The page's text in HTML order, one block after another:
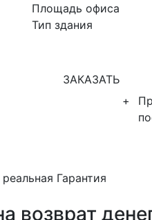
Площадь офиса
Тип здания
ЗАКАЗАТЬ
+
реальная Гарантия
возврат